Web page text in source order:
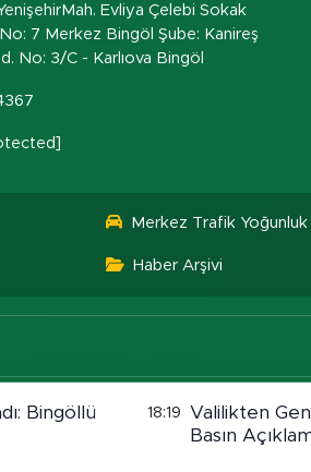
Evliya Çelebi Sokak
7 Merkez Bingöl Şube: Kanireş
No: 3/C - Karlıova Bingöl
Merkez Trafik Yoğunluk
Haber Arşivi
Bingöllü
18:19
Valilikten
Basın